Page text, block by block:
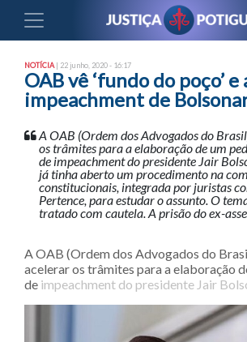
NOTÍCIA | 22 junho, 2020 - 16:17
OAB vê ‘fundo do poço’ e
impeachment de
A OAB (Ordem dos Advogados do
os trâmites para a elaboração de um
de impeachment do presidente Jair
já tinha aberto um procedimento na
constitucionais, integrada por juristas
Pertence, para estudar o assunto. O
tratado com cautela. A prisão do ex-
A OAB (Ordem dos Advogados do
acelerar os trâmites para a elaboração
de impeachment do presidente Jair